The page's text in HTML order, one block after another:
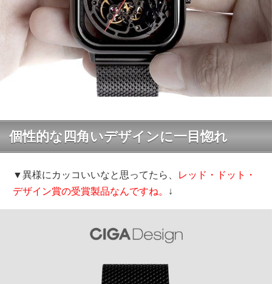
個性的な四角いデザインに一目惚れ
▼異様にカッコいいなと思ってたら、 レッド・ドット・
デザイン賞の受賞製品なんですね。 ↓